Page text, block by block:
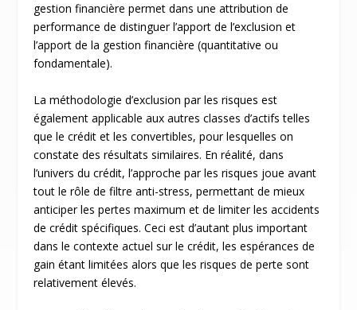
gestion financière permet dans une attribution de
performance de distinguer l’apport de l’exclusion et
l’apport de la gestion financière (quantitative ou
fondamentale).
La méthodologie d’exclusion par les risques est
également applicable aux autres classes d’actifs telles
que le crédit et les convertibles, pour lesquelles on
constate des résultats similaires. En réalité, dans
l’univers du crédit, l’approche par les risques joue avant
tout le rôle de filtre anti-stress, permettant de mieux
anticiper les pertes maximum et de limiter les accidents
de crédit spécifiques. Ceci est d’autant plus important
dans le contexte actuel sur le crédit, les espérances de
gain étant limitées alors que les risques de perte sont
relativement élevés.